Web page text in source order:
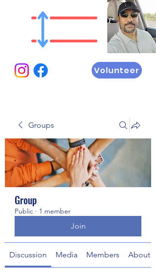
Volunteer
Groups
Group
Public · 1 member
Join
Discussion Media Members About